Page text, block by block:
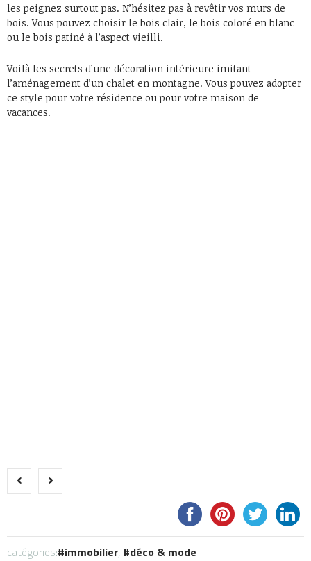
les peignez surtout pas. N’hésitez pas à revêtir vos murs de
bois. Vous pouvez choisir le bois clair, le bois coloré en blanc
ou le bois patiné à l’aspect vieilli.
Voilà les secrets d’une décoration intérieure imitant
l’aménagement d’un chalet en montagne. Vous pouvez adopter
ce style pour votre résidence ou pour votre maison de
vacances.
catégories: immobilier, déco & mode